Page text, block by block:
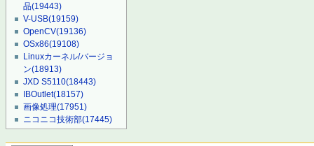
品(19443)
V-USB(19159)
OpenCV(19136)
OSx86(19108)
Linuxカーネル/バージョ
ン(18913)
JXD S5110(18443)
IBOutlet(18157)
画像処理(17951)
ニコニコ技術部(17445)